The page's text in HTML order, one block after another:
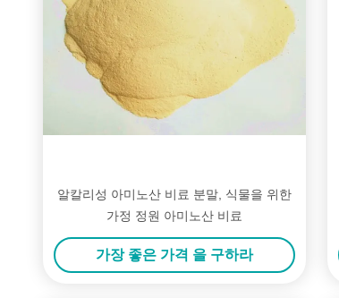
알칼리성 아미노산 비료 분말, 식물을 위한
가정 정원 아미노산 비료
가장 좋은 가격 을 구하라